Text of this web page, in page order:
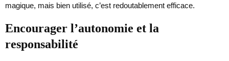
magique, mais bien utilisé, c’est redoutablement efficace.
Encourager l’autonomie et la
responsabilité